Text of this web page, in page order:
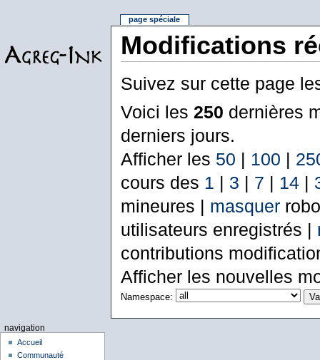
Modifications
Suivez sur cette page
Voici les 250 dernières
derniers jours.
Afficher les 50 | 100 |
cours des 1 | 3 | 7 | 14|
mineures | masquer
utilisateurs enregistrés |
contributions
Afficher les nouvelles
Namespace:
page spéciale
navigation
Accueil
Communauté